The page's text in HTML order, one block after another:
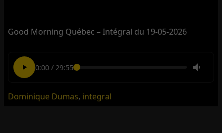
Good Morning Québec – Intégral du 19-05-2026
0:00/ 29:55
Dominique Dumas, integral